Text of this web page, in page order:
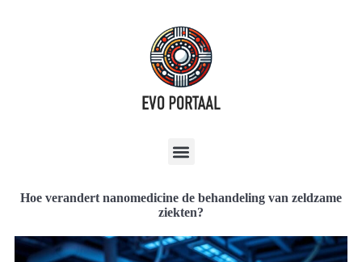
Hoe verandert nanomedicine de behandeling van zeldzame
ziekten?